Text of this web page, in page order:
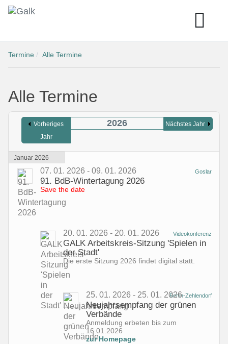
Termine Alle Termine
Alle Termine
Vorheriges
Jahr
2026 Nächstes Jahr
Januar 2026
07. 01. 2026 - 09. 01. 2026
91. BdB-Wintertagung 2026
Save the date
Goslar
20. 01. 2026 - 20. 01. 2026
GALK Arbeitskreis-Sitzung 'Spielen in
der Stadt'
Die erste Sitzung 2026 findet digital statt.
Videokonferenz
25. 01. 2026 - 25. 01. 2026
Neujahrsempfang der grünen
Verbände
Anmeldung erbeten bis zum
16.01.2026
zur Homepage
Berlin-Zehlendorf